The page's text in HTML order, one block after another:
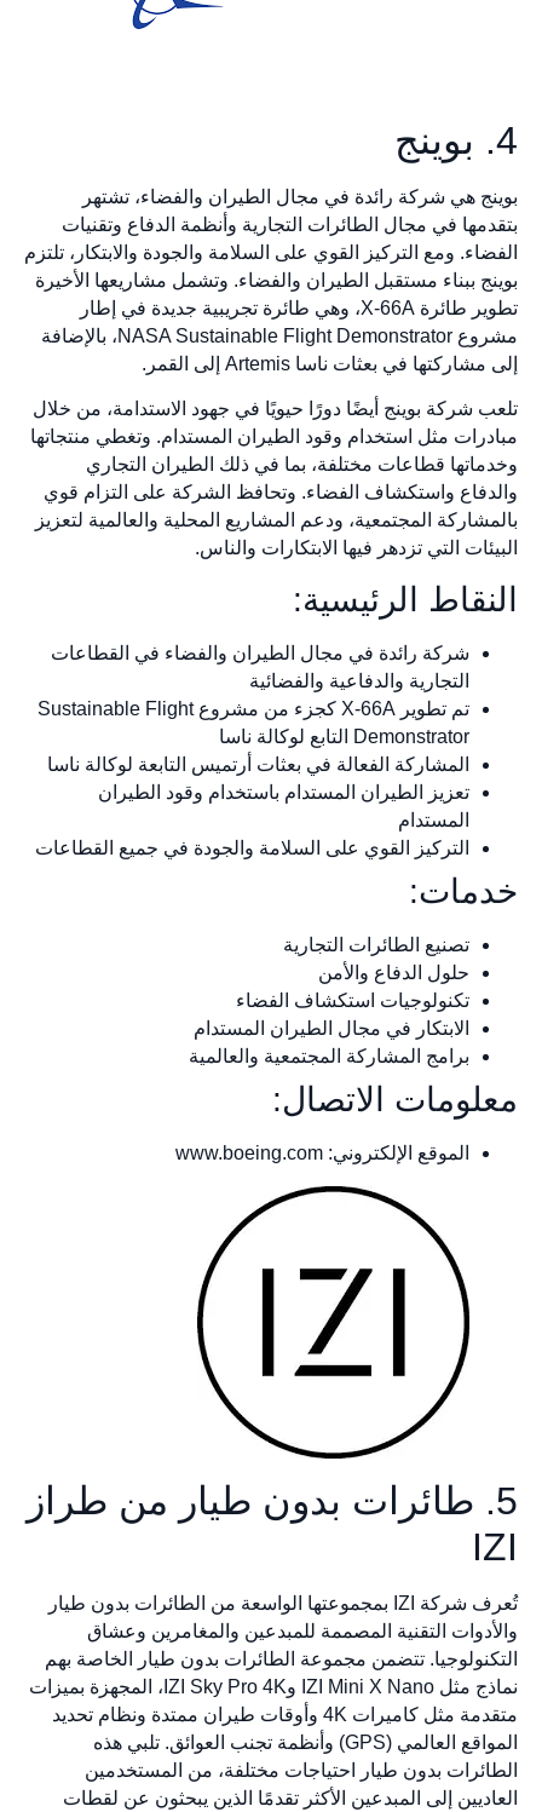
4. بوينج
بوينج هي شركة رائدة في مجال الطيران والفضاء، تشتهر
بتقدمها في مجال الطائرات التجارية وأنظمة الدفاع وتقنيات
الفضاء. ومع التركيز القوي على السلامة والجودة والابتكار، تلتزم
بوينج ببناء مستقبل الطيران والفضاء. وتشمل مشاريعها الأخيرة
تطوير طائرة X-66A، وهي طائرة تجريبية جديدة في إطار
مشروع NASA Sustainable Flight Demonstrator، بالإضافة
إلى مشاركتها في بعثات ناسا Artemis إلى القمر.
تلعب شركة بوينج أيضًا دورًا حيويًا في جهود الاستدامة، من خلال
مبادرات مثل استخدام وقود الطيران المستدام. وتغطي منتجاتها
وخدماتها قطاعات مختلفة، بما في ذلك الطيران التجاري
والدفاع واستكشاف الفضاء. وتحافظ الشركة على التزام قوي
بالمشاركة المجتمعية، ودعم المشاريع المحلية والعالمية لتعزيز
البيئات التي تزدهر فيها الابتكارات والناس.
النقاط الرئيسية:
شركة رائدة في مجال الطيران والفضاء في القطاعات
التجارية والدفاعية والفضائية
تم تطوير X-66A كجزء من مشروع Sustainable Flight
Demonstrator التابع لوكالة ناسا
المشاركة الفعالة في بعثات أرتميس التابعة لوكالة ناسا
تعزيز الطيران المستدام باستخدام وقود الطيران
المستدام
التركيز القوي على السلامة والجودة في جميع القطاعات
خدمات:
تصنيع الطائرات التجارية
حلول الدفاع والأمن
تكنولوجيات استكشاف الفضاء
الابتكار في مجال الطيران المستدام
برامج المشاركة المجتمعية والعالمية
معلومات الاتصال:
الموقع الإلكتروني: www.boeing.com
5. طائرات بدون طيار من طراز
IZI
تُعرف شركة IZI بمجموعتها الواسعة من الطائرات بدون طيار
والأدوات التقنية المصممة للمبدعين والمغامرين وعشاق
التكنولوجيا. تتضمن مجموعة الطائرات بدون طيار الخاصة بهم
نماذج مثل IZI Mini X Nano وIZI Sky Pro 4K، المجهزة بميزات
متقدمة مثل كاميرات 4K وأوقات طيران ممتدة ونظام تحديد
المواقع العالمي (GPS) وأنظمة تجنب العوائق. تلبي هذه
الطائرات بدون طيار احتياجات مختلفة، من المستخدمين
العاديين إلى المبدعين الأكثر تقدمًا الذين يبحثون عن لقطات